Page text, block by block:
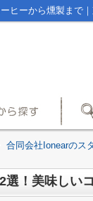
ヒーから燻製まで
合同会社Ionearのス
！美味しい